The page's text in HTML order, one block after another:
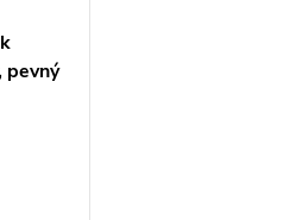
pevný